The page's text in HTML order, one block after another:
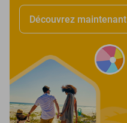
Découvrez maintenant